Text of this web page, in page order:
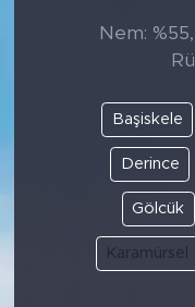
Nem:
Başiskele
Derince
Gölcük
Karamürsel